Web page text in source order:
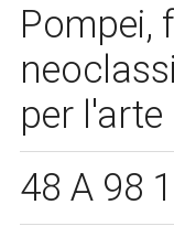
Pompei,
per
48 A 98